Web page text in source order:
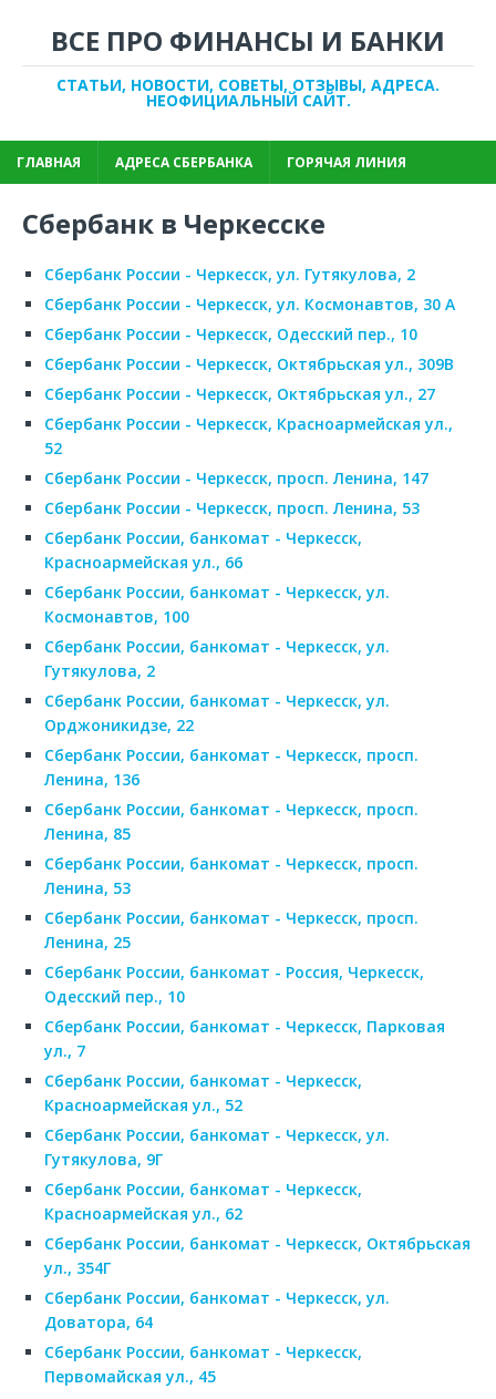
ВСЕ ПРО ФИНАНСЫ И БАНКИ
СТАТЬИ, НОВОСТИ, СОВЕТЫ, ОТЗЫВЫ, АДРЕСА.
НЕОФИЦИАЛЬНЫЙ САЙТ.
ГЛАВНАЯ АДРЕСА СБЕРБАНКА ГОРЯЧАЯ ЛИНИЯ
Сбербанк в Черкесске
Сбербанк России - Черкесск, ул. Гутякулова, 2
Сбербанк России - Черкесск, ул. Космонавтов, 30 А
Сбербанк России - Черкесск, Одесский пер., 10
Сбербанк России - Черкесск, Октябрьская ул., 309В
Сбербанк России - Черкесск, Октябрьская ул., 27
Сбербанк России - Черкесск, Красноармейская ул.,
52
Сбербанк России - Черкесск, просп. Ленина, 147
Сбербанк России - Черкесск, просп. Ленина, 53
Сбербанк России, банкомат - Черкесск,
Красноармейская ул., 66
Сбербанк России, банкомат - Черкесск, ул.
Космонавтов, 100
Сбербанк России, банкомат - Черкесск, ул.
Гутякулова, 2
Сбербанк России, банкомат - Черкесск, ул.
Орджоникидзе, 22
Сбербанк России, банкомат - Черкесск, просп.
Ленина, 136
Сбербанк России, банкомат - Черкесск, просп.
Ленина, 85
Сбербанк России, банкомат - Черкесск, просп.
Ленина, 53
Сбербанк России, банкомат - Черкесск, просп.
Ленина, 25
Сбербанк России, банкомат - Россия, Черкесск,
Одесский пер., 10
Сбербанк России, банкомат - Черкесск, Парковая
ул., 7
Сбербанк России, банкомат - Черкесск,
Красноармейская ул., 52
Сбербанк России, банкомат - Черкесск, ул.
Гутякулова, 9Г
Сбербанк России, банкомат - Черкесск,
Красноармейская ул., 62
Сбербанк России, банкомат - Черкесск, Октябрьская
ул., 354Г
Сбербанк России, банкомат - Черкесск, ул.
Доватора, 64
Сбербанк России, банкомат - Черкесск,
Первомайская ул., 45